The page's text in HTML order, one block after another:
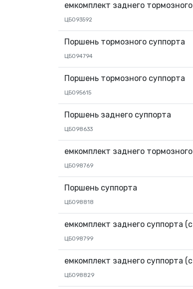
емкомплект заднего
ЦБ093592
Поршень тормозного суппорта
ЦБ094794
Поршень тормозного суппорта
ЦБ095615
Поршень заднего суппорта
ЦБ098633
емкомплект заднего
ЦБ098769
Поршень суппорта
ЦБ098818
емкомплект заднего суппорта
ЦБ098799
емкомплект заднего суппорта
ЦБ098829